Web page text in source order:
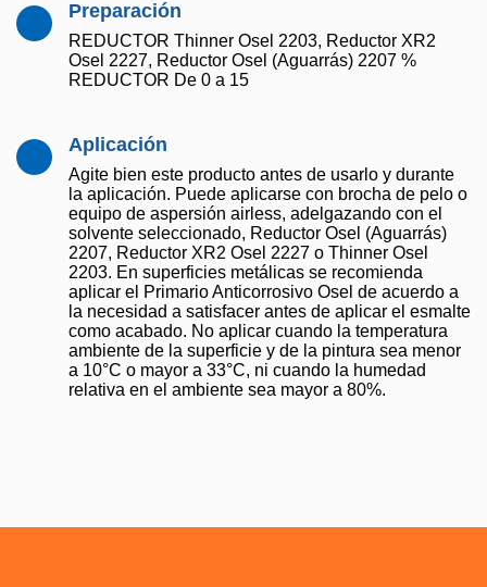
Preparación
REDUCTOR Thinner Osel 2203, Reductor XR2
Osel 2227, Reductor Osel (Aguarrás) 2207 %
REDUCTOR De 0 a 15
Aplicación
Agite bien este producto antes de usarlo y durante
la aplicación. Puede aplicarse con brocha de pelo o
equipo de aspersión airless, adelgazando con el
solvente seleccionado, Reductor Osel (Aguarrás)
2207, Reductor XR2 Osel 2227 o Thinner Osel
2203. En superficies metálicas se recomienda
aplicar el Primario Anticorrosivo Osel de acuerdo a
la necesidad a satisfacer antes de aplicar el esmalte
como acabado. No aplicar cuando la temperatura
ambiente de la superficie y de la pintura sea menor
a 10°C o mayor a 33°C, ni cuando la humedad
relativa en el ambiente sea mayor a 80%.